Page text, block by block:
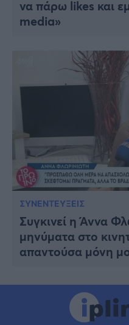
να πάρω likes και
media»
ΣΥΝΕΝΤΕΥΞΕΙΣ
Συγκινεί η Άννα
μηνύματα στο
απαντούσα μόνη